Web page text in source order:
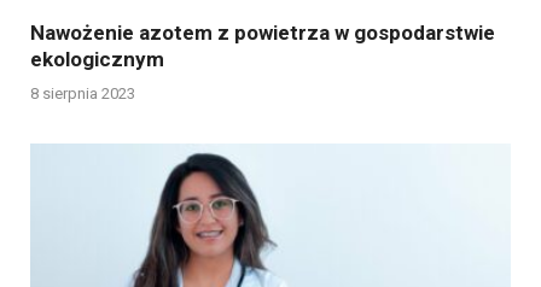
Nawożenie azotem z powietrza w gospodarstwie
ekologicznym
8 sierpnia 2023